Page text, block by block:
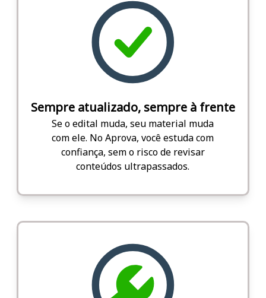
Sempre atualizado, sempre à frente
Se o edital muda, seu material muda
com ele. No Aprova, você estuda com
confiança, sem o risco de revisar
conteúdos ultrapassados.